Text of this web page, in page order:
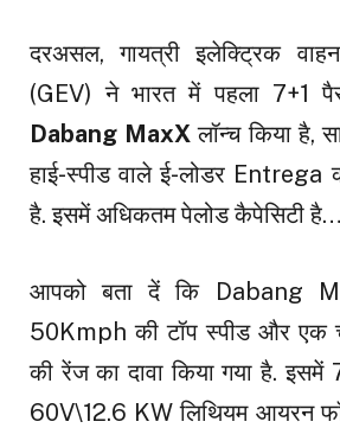
दरअसल, गायत्री इलेक्ट्रिक
(GEV) ने भारत में पहला 7+1
Dabang MaxX लॉन्च किया है,
हाई-स्पीड वाले ई-लोडर Entrega
है. इसमें अधिकतम पेलोड कैपेसिटी
आपको बता दें कि Dabang
50Kmph की टॉप स्पीड और एक
की रेंज का दावा किया गया है.
60V\12.6 KW लिथियम आयरन